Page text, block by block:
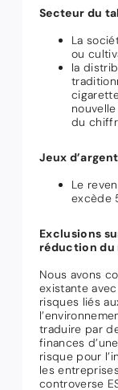
Secteur du
La
ou
la
du
Jeux d’argent
Le
excède
Exclusions
réduction du
Nous avons
existante
risques liés
traduire par
finances
risque pour
les
controverse